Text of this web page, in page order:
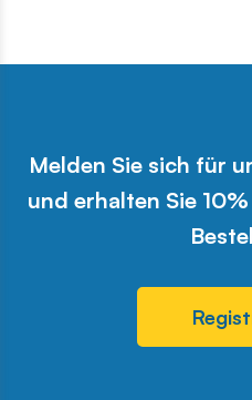
Melden Sie sich für
und erhalten Sie